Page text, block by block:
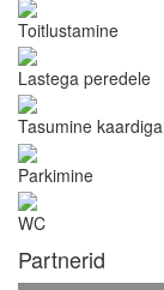
Toitlustamine
Lastega peredele
Tasumine kaardiga
Parkimine
WC
Partnerid